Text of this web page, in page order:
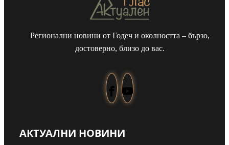
Регионални новини от Годеч и околността – бързо,
достоверно, близо до вас.
АКТУАЛНИ НОВИНИ